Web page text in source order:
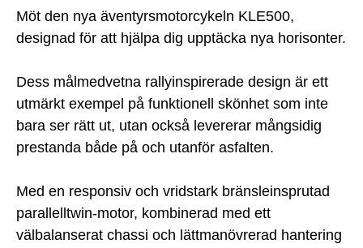
Möt den nya äventyrsmotorcykeln KLE500,
designad för att hjälpa dig upptäcka nya horisonter.
Dess målmedvetna rallyinspirerade design är ett
utmärkt exempel på funktionell skönhet som inte
bara ser rätt ut, utan också levererar mångsidig
prestanda både på och utanför asfalten.
Med en responsiv och vridstark bränsleinsprutad
parallelltwin-motor, kombinerad med ett
välbalanserat chassi och lättmanövrerad hantering